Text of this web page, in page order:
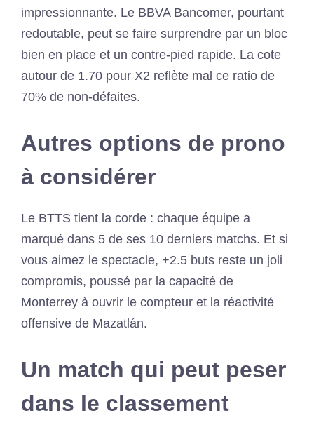
impressionnante. Le BBVA Bancomer, pourtant
redoutable, peut se faire surprendre par un bloc
bien en place et un contre‐pied rapide. La cote
autour de 1.70 pour X2 reflète mal ce ratio de
70% de non‐défaites.
Autres options de prono
à considérer
Le BTTS tient la corde : chaque équipe a
marqué dans 5 de ses 10 derniers matchs. Et si
vous aimez le spectacle, +2.5 buts reste un joli
compromis, poussé par la capacité de
Monterrey à ouvrir le compteur et la réactivité
offensive de Mazatlán.
Un match qui peut peser
dans le classement